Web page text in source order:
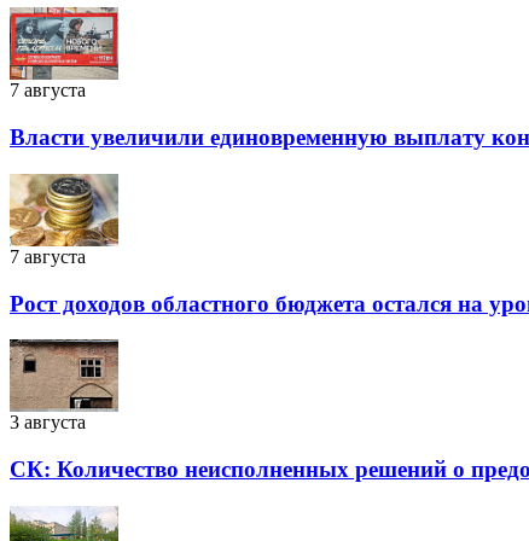
7 августа
Власти увеличили единовременную выплату
7 августа
Рост доходов областного бюджета остался на
3 августа
СК: Количество неисполненных решений о